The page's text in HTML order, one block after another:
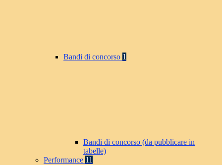
Bandi di concorso 1
Bandi di concorso (da pubblicare in
tabelle)
Performance 11